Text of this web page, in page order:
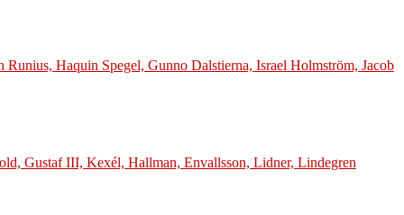
Haquin Spegel, Gunno Dalstierna, Israel Holmström, Jacob
Gustaf III, Kexél, Hallman, Envallsson, Lidner, Lindegren